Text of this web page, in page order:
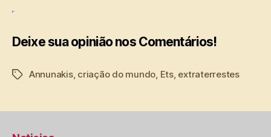
Deixe sua opinião nos Comentários!
TagsAnnunakis, criação do mundo, Ets, extraterrestes